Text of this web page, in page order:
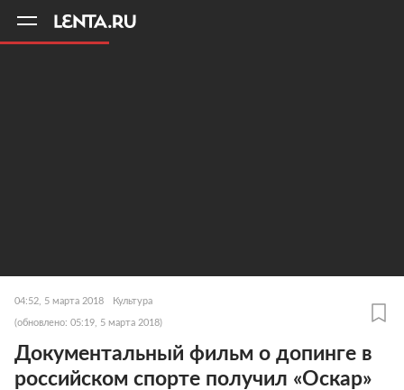
04:52, 5 марта 2018 Культура
(обновлено: 05:19, 5 марта 2018)
Документальный фильм о допинге в
российском спорте получил «Оскар»